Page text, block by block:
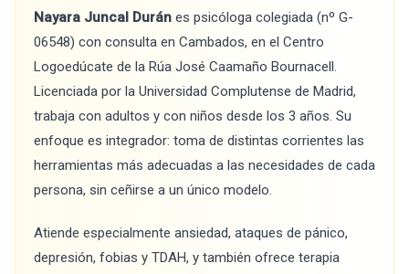
Nayara Juncal Durán es psicóloga colegiada (nº G-
06548) con consulta en Cambados, en el Centro
Logoedúcate de la Rúa José Caamaño Bournacell.
Licenciada por la Universidad Complutense de Madrid,
trabaja con adultos y con niños desde los 3 años. Su
enfoque es integrador: toma de distintas corrientes las
herramientas más adecuadas a las necesidades de cada
persona, sin ceñirse a un único modelo.
Atiende especialmente ansiedad, ataques de pánico,
depresión, fobias y TDAH, y también ofrece terapia